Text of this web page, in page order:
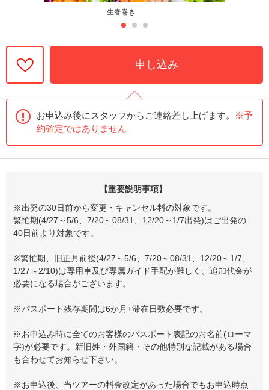
生春巻き
申し込み
お申込み後にスタッフからご連絡差し上げます。
※予
約確定ではありません
【重要説明事項】
※出発の30日前から変更・キャンセル料の対象です。
繁忙期(4/27～5/6、7/20～08/31、12/20～1/7出発)はご出発の
40日前より対象です。
※繁忙期、旧正月前後(4/27～5/6、7/20～08/31、12/20～1/7、
1/27～2/10)は専用車及び専属ガイド手配が難しく、追加代金が
必要になる場合がございます。
※パスポート残存期間は6か月+滞在日数必要です。
※お申込み時に全てのお客様のパスポート表記のお名前(ローマ
字)が必要です。新旧姓・外国籍・その他特別な記載がある場合
も合わせてお知らせ下さい。
※お申込後、当ツアーの料金改定があった場合でもお申込時点